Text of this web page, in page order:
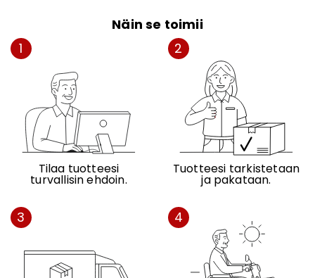
Näin se toimii
1
Tilaa tuotteesi
turvallisin ehdoin.
2
Tuotteesi tarkistetaan
ja pakataan.
3 4